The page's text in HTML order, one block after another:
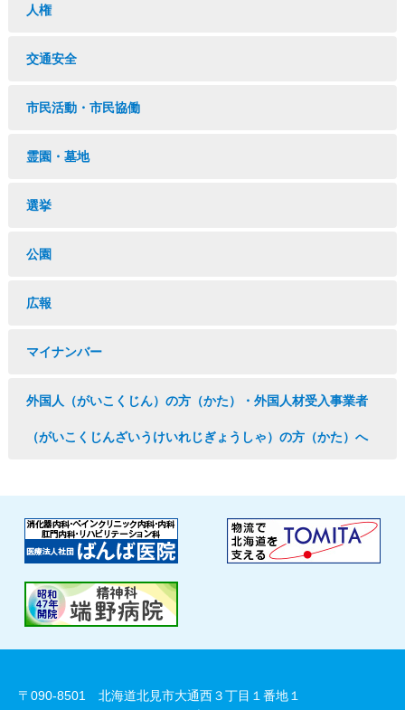
人権
交通安全
市民活動・市民協働
霊園・墓地
選挙
公園
広報
マイナンバー
外国人（がいこくじん）の方（かた）・外国人材受入事業者
（がいこくじんざいうけいれじぎょうしゃ）の方（かた）へ
〒090-8501 北海道北見市大通西３丁目１番地１